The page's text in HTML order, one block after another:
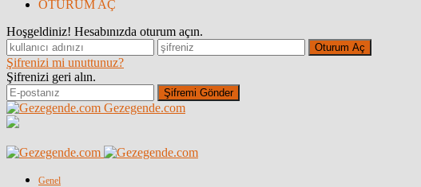
OTURUM AÇ
Hoşgeldiniz! Hesabınızda oturum açın.
Şifrenizi mi unuttunuz?
Şifrenizi geri alın.
Gezegende.com
Genel